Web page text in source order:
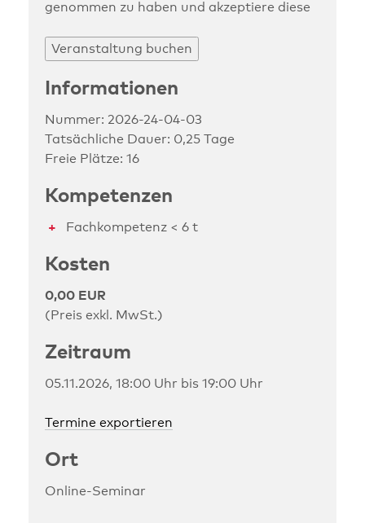
genommen zu haben und akzeptiere diese
Informationen
Nummer: 2026-24-04-03
Tatsächliche Dauer: 0,25 Tage
Freie Plätze: 16
Kompetenzen
Fachkompetenz < 6 t
Kosten
0,00 EUR
(Preis exkl. MwSt.)
Zeitraum
05.11.2026, 18:00 Uhr bis 19:00 Uhr
Termine exportieren
Ort
Online-Seminar